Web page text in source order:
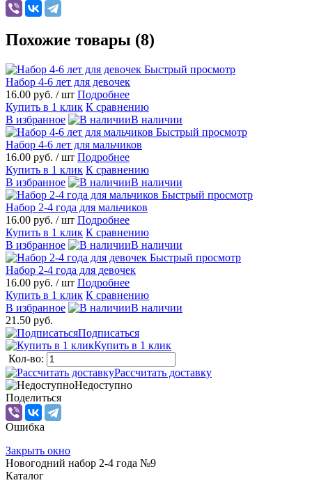
Похожие товары (8)
Быстрый просмотр
Набор 4-6 лет для девочек
16.00 руб. / шт Подробнее
Купить в 1 клик К сравнению
В избранное
В наличии
Быстрый просмотр
Набор 4-6 лет для мальчиков
16.00 руб. / шт Подробнее
Купить в 1 клик К сравнению
В избранное
В наличии
Быстрый просмотр
Набор 2-4 года для мальчиков
16.00 руб. / шт Подробнее
Купить в 1 клик К сравнению
В избранное
В наличии
Быстрый просмотр
Набор 2-4 года для девочек
16.00 руб. / шт Подробнее
Купить в 1 клик К сравнению
В избранное
В наличии
21.50 руб.
Подписаться
Купить в 1 клик
Кол-во:
Рассчитать доставку
Недоступно
Поделиться
Ошибка
Закрыть окно
Новогодний набор 2-4 года №9
Каталог